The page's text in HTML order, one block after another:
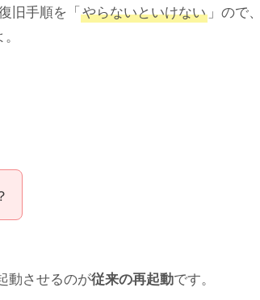
旧手順を「やらないといけない 」ので
動させるのが従来の再起動です。